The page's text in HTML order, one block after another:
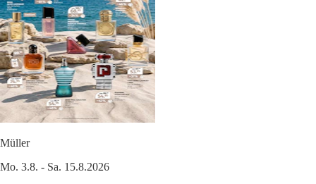
Müller
Mo. 3.8. - Sa. 15.8.2026